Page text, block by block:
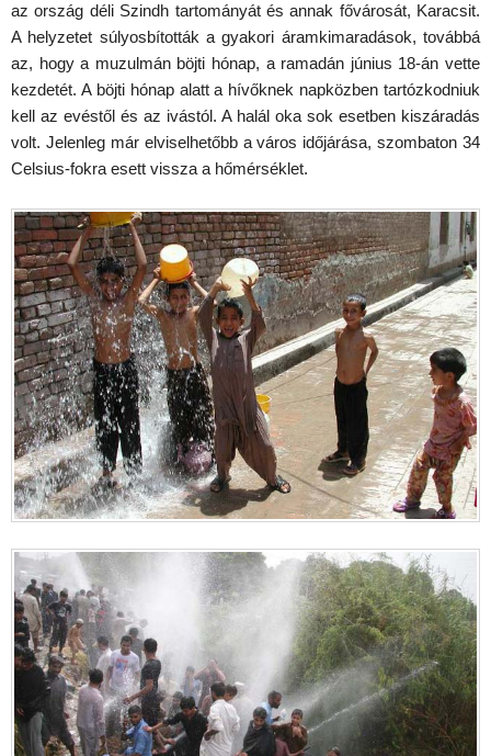
az ország déli Szindh tartományát és annak fővárosát, Karacsit.
A helyzetet súlyosbították a gyakori áramkimaradások, továbbá
az, hogy a muzulmán böjti hónap, a ramadán június 18-án vette
kezdetét. A böjti hónap alatt a hívőknek napközben tartózkodniuk
kell az evéstől és az ivástól. A halál oka sok esetben kiszáradás
volt. Jelenleg már elviselhetőbb a város időjárása, szombaton 34
Celsius-fokra esett vissza a hőmérséklet.